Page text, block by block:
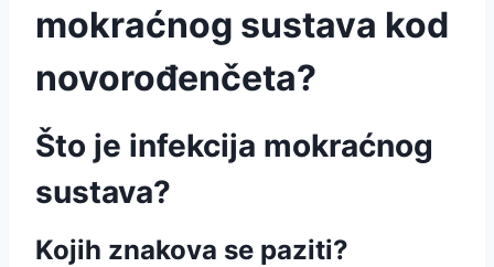
mokraćnog sustava kod
novorođenčeta?
Što je infekcija mokraćnog
sustava?
Kojih znakova se paziti?